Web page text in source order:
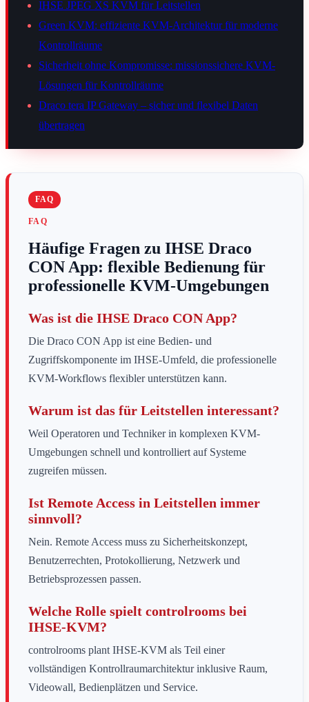
IHSE JPEG XS KVM für Leitstellen
Green KVM: effiziente KVM-Architektur für moderne
Kontrollräume
Sicherheit ohne Kompromisse: missionssichere KVM-
Lösungen für Kontrollräume
Draco tera IP Gateway – sicher und flexibel Daten
übertragen
FAQ
Häufige Fragen zu IHSE Draco
CON App: flexible Bedienung für
professionelle KVM-Umgebungen
Was ist die IHSE Draco CON App?
Die Draco CON App ist eine Bedien- und
Zugriffskomponente im IHSE-Umfeld, die professionelle
KVM-Workflows flexibler unterstützen kann.
Warum ist das für Leitstellen interessant?
Weil Operatoren und Techniker in komplexen KVM-
Umgebungen schnell und kontrolliert auf Systeme
zugreifen müssen.
Ist Remote Access in Leitstellen immer
sinnvoll?
Nein. Remote Access muss zu Sicherheitskonzept,
Benutzerrechten, Protokollierung, Netzwerk und
Betriebsprozessen passen.
Welche Rolle spielt controlrooms bei
IHSE-KVM?
controlrooms plant IHSE-KVM als Teil einer
vollständigen Kontrollraumarchitektur inklusive Raum,
Videowall, Bedienplätzen und Service.